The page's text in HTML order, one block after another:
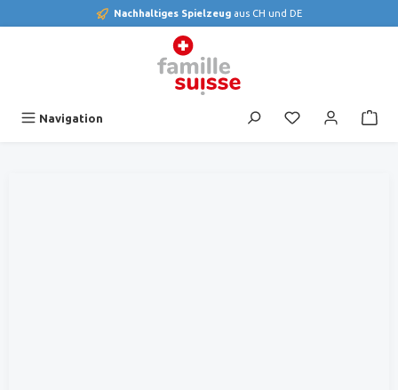
Nachhaltiges Spielzeug aus CH und DE
Navigation Du hast 0